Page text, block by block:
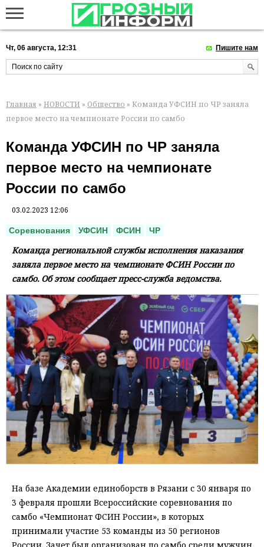
Чт, 06 августа, 12:31 Пишите нам
Главная » НОВОСТИ » Общество » Команда УФСИН по ЧР заняла
первое место на чемпионате России по самбо
Команда УФСИН по ЧР заняла
первое место на чемпионате
России по самбо
03.02.2023 12:06
Соревнования УФСИН ФСИН ЧР
Команда региональной службы исполнения наказания
заняла первое место на чемпионате ФСИН России по
самбо. Об этом сообщает пресс-служба ведомства.
На базе Академии единоборств в Рязани с 30 января по
3 февраля прошли Всероссийские соревнования по
самбо «Чемпионат ФСИН России», в которых
принимали участие 53 команды из 50 регионов